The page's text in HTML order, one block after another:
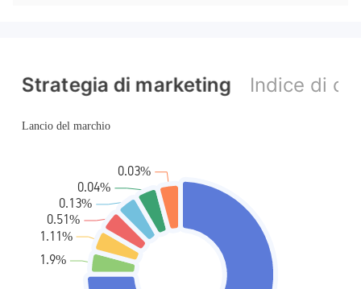
Strategia di marketing Indice di